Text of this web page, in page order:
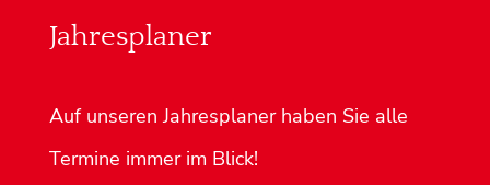
Jahresplaner
Auf unseren Jahresplaner haben Sie alle
Termine immer im Blick!